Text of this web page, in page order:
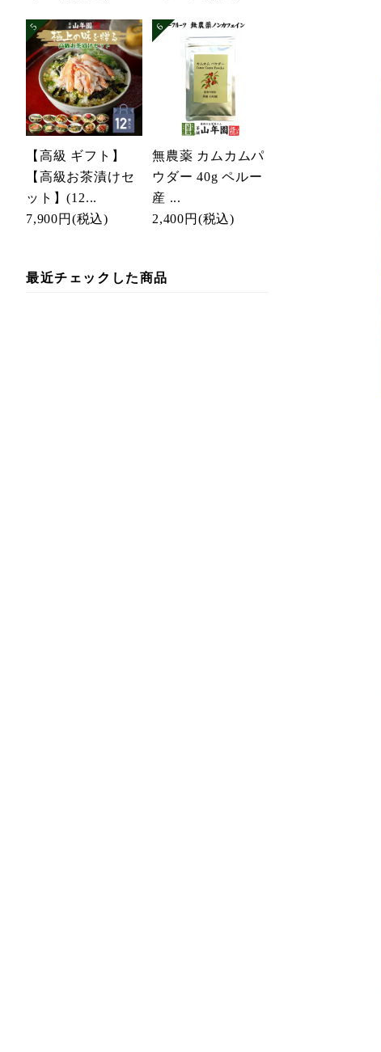
【高級 ギフト】
【高級お茶漬けセ
ット】(12...
7,900円 (税込)
無農薬 カムカムパ
ウダー 40g ペルー
産 ...
2,400円 (税込)
最近チェックした商品